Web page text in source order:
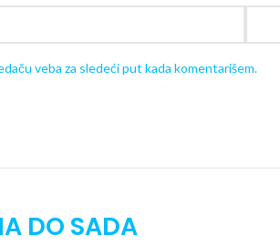
veba za sledeći put kada komentarišem.
DO SADA